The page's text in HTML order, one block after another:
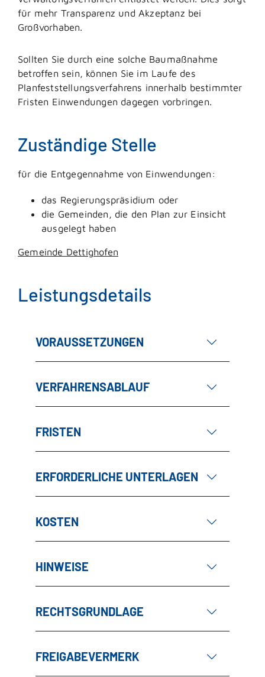
für mehr Transparenz und Akzeptanz bei
Großvorhaben.
Sollten Sie durch eine solche Baumaßnahme
betroffen sein, können Sie im Laufe des
Planfeststellungsverfahrens innerhalb bestimmter
Fristen Einwendungen dagegen vorbringen.
Zuständige Stelle
für die Entgegennahme von Einwendungen:
das Regierungspräsidium oder
die Gemeinden, die den Plan zur Einsicht
ausgelegt haben
Gemeinde Dettighofen
Leistungsdetails
VORAUSSETZUNGEN
VERFAHRENSABLAUF
FRISTEN
ERFORDERLICHE UNTERLAGEN
KOSTEN
HINWEISE
RECHTSGRUNDLAGE
FREIGABEVERMERK